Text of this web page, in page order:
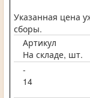
Указанная цена
сборы.
Артикул
На складе, шт.
-
14